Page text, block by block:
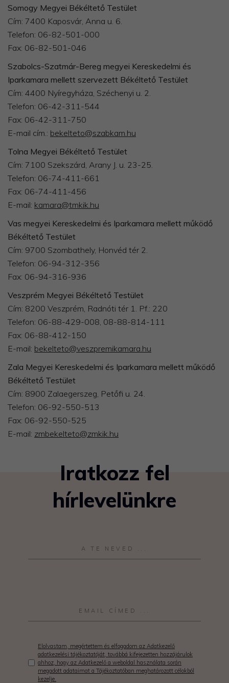
Somogy Megyei Békéltető Testület
Cím: 7400 Kaposvár, Anna u. 6.
Telefon: 06-82-501-000
Fax: 06-82-501-046
Szabolcs-Szatmár-Bereg megyei Kereskedelmi és
Iparkamara mellett szervezett Békéltető Testület
Cím: 4400 Nyíregyháza, Széchenyi u. 2.
Telefon: 06-42-311-544
Fax: 06-42-311-750
E-mail cím.: bekelteto@szabkam.hu
Tolna Megyei Békéltető Testület
Cím: 7100 Szekszárd, Arany J. u. 23-25.
Telefon: 06-74-411-661
Fax: 06-74-411-456
E-mail: kamara@tmkik.hu
Vas megyei Kereskedelmi és Iparkamara mellett működő
Békéltető Testület
Cím: 9700 Szombathely, Honvéd tér 2.
Telefon: 06-94-312-356
Fax: 06-94-316-936
Veszprém Megyei Békéltető Testület
Cím: 8200 Veszprém, Radnóti tér 1. Pf.: 220
Telefon: 06-88-429-008, 08-88-814-111
Fax: 06-88-412-150
E-mail: bekelteto@veszpremikamara.hu
Zala Megyei Kereskedelmi és Iparkamara mellett működő
Békéltető Testület
Cím: 8900 Zalaegerszeg, Petőfi u. 24.
Telefon: 06-92-550-513
Fax: 06-92-550-525
​E-mail: zmbekelteto@zmkik.hu
Iratkozz fel
hírlevelünkre
Elolvastam, megértettem és elfogadom az Adatkezelő
adatkezelési tájékoztatóját, továbbá kifejezetten hozzájárulok
ahhoz, hogy az Adatkezelő a weboldal használata során
megadott adataimat a Tájékoztatóban meghatározott célokból
kezelje.